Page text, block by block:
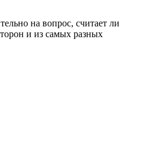
на вопрос, считает ли
и из самых разных